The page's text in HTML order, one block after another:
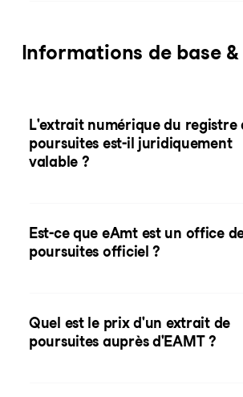
Informations de base
L'extrait numérique du registre
poursuites est-il juridiquement
valable ?
Est-ce que eAmt est un office
poursuites officiel ?
Quel est le prix d'un extrait de
poursuites auprès d'EAMT ?